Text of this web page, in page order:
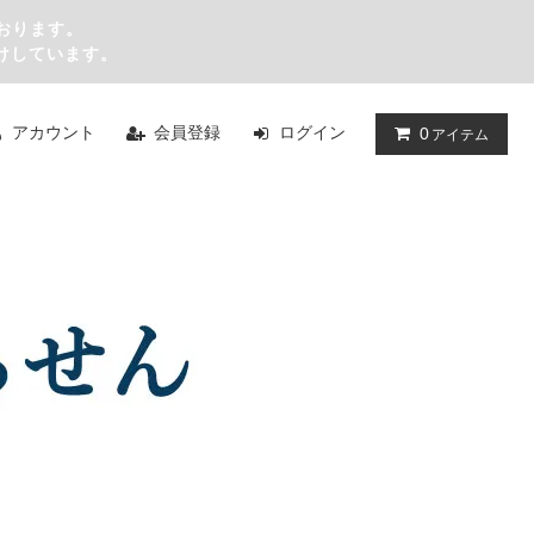
ます。
ています。
アカウント 会員登録 ログイン 0 アイテム